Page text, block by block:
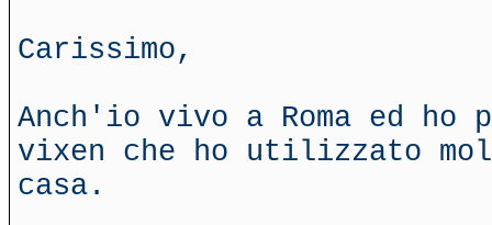
Carissimo,
Anch'io vivo a Roma ed ho
vixen che ho utilizzato
casa.